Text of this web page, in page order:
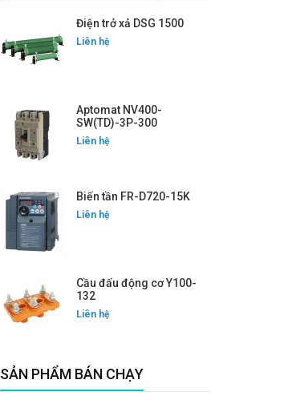
Điện trở xả DSG 1500
Liên hệ
Aptomat NV400-
SW(TD)-3P-300
Liên hệ
Biến tần FR-D720-15K
Liên hệ
Cầu đấu động cơ Y100-
132
Liên hệ
SẢN PHẨM BÁN CHẠY